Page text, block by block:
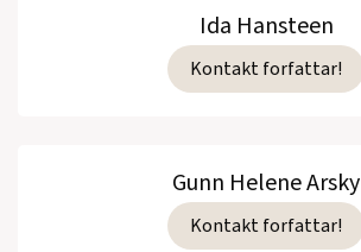
Ida Hansteen
Kontakt forfattar!
Gunn Helene Arsky
Kontakt forfattar!